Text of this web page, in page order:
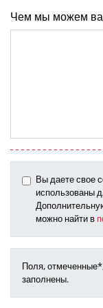
Чем мы можем
Вы даете свое
использованы
можно найти в
Поля,
заполнены.